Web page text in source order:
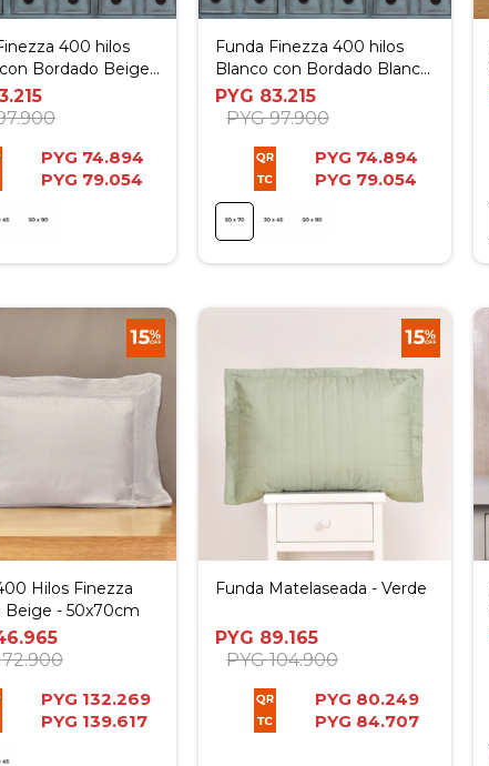
400 hilos
Bordado Beige -
PYG 74.894
PYG 79.054
Funda Finezza 400 hilos
Blanco con Bordado Blanco
- 50x70cm
PYG 83.215
PYG 97.900
PYG 74.894
PYG 79.054
Hilos Finezza
Beige - 50x70cm
PYG 132.269
PYG 139.617
Funda Matelaseada - Verde
PYG 89.165
PYG 104.900
PYG 80.249
PYG 84.707